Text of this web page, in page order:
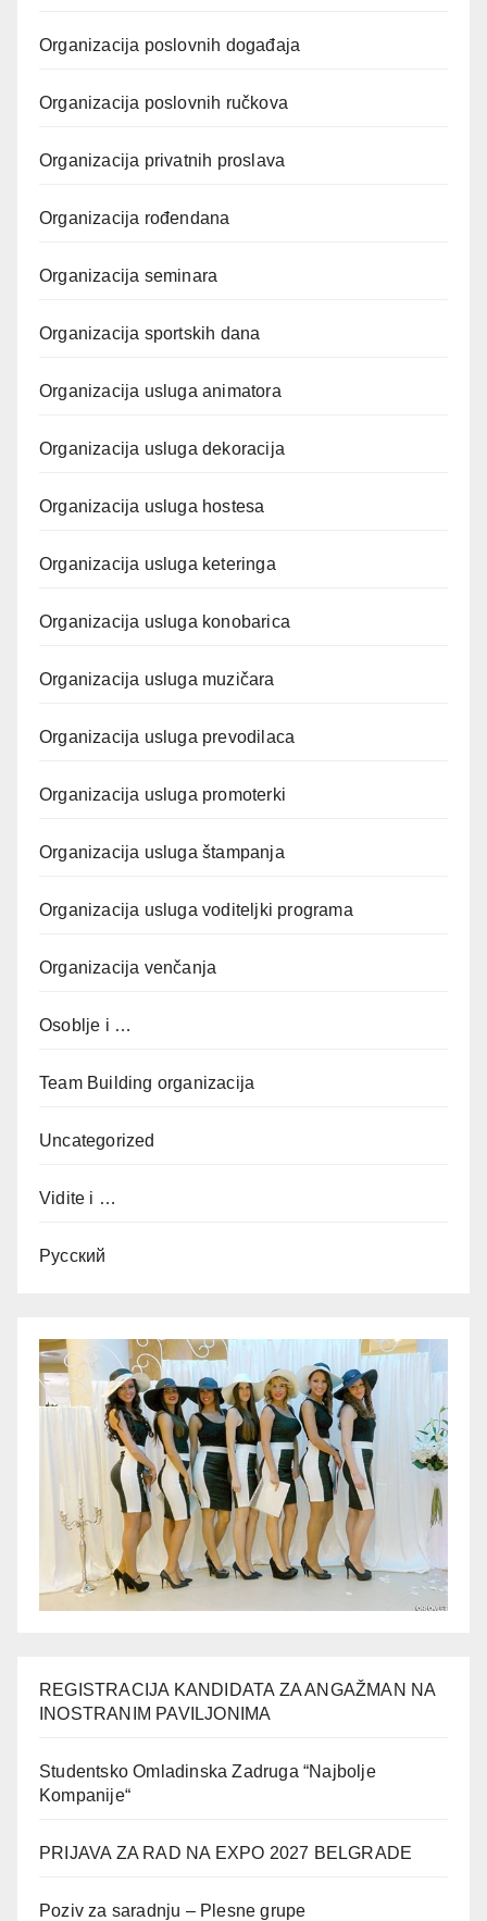
Organizacija poslovnih događaja
Organizacija poslovnih ručkova
Organizacija privatnih proslava
Organizacija rođendana
Organizacija seminara
Organizacija sportskih dana
Organizacija usluga animatora
Organizacija usluga dekoracija
Organizacija usluga hostesa
Organizacija usluga keteringa
Organizacija usluga konobarica
Organizacija usluga muzičara
Organizacija usluga prevodilaca
Organizacija usluga promoterki
Organizacija usluga štampanja
Organizacija usluga voditeljki programa
Organizacija venčanja
Osoblje i …
Team Building organizacija
Uncategorized
Vidite i …
Русский
REGISTRACIJA KANDIDATA ZA ANGAŽMAN NA
INOSTRANIM PAVILJONIMA
Studentsko Omladinska Zadruga “Najbolje
Kompanije“
PRIJAVA ZA RAD NA EXPO 2027 BELGRADE
Poziv za saradnju – Plesne grupe